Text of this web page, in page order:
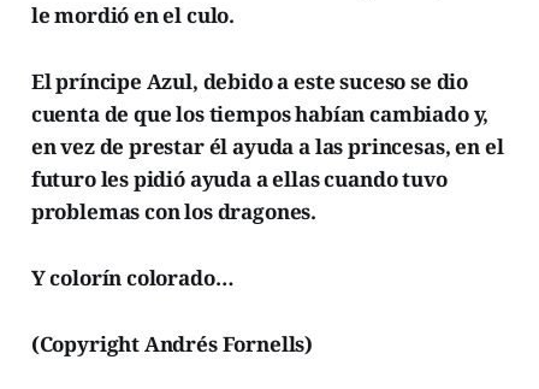
le mordió en el culo.
El príncipe Azul, debido a este suceso se dio
cuenta de que los tiempos habían cambiado y,
en vez de prestar él ayuda a las princesas, en el
futuro les pidió ayuda a ellas cuando tuvo
problemas con los dragones.
Y colorín colorado…
(Copyright Andrés Fornells)